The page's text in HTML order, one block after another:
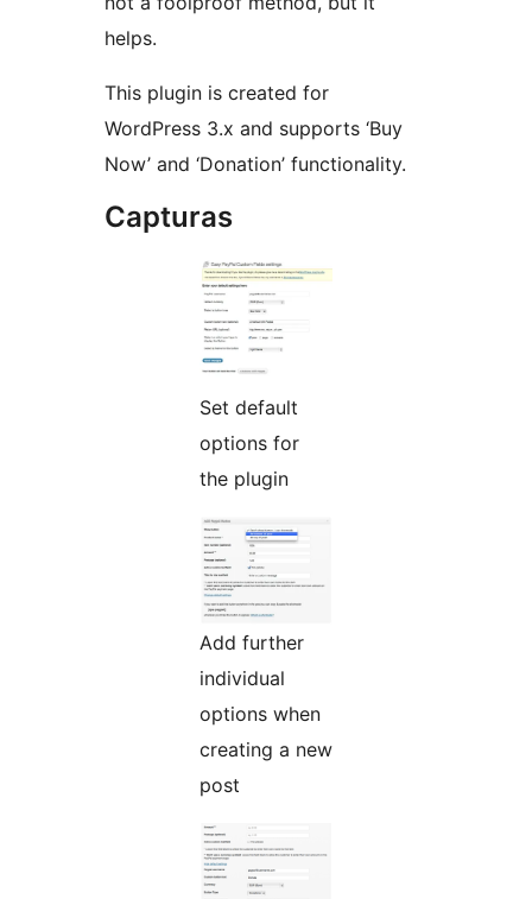
helps.
This plugin is created for
WordPress 3.x and supports ‘Buy
Now’ and ‘Donation’ functionality.
Capturas
Set default
options for
the plugin
Add further
individual
options when
creating a new
post